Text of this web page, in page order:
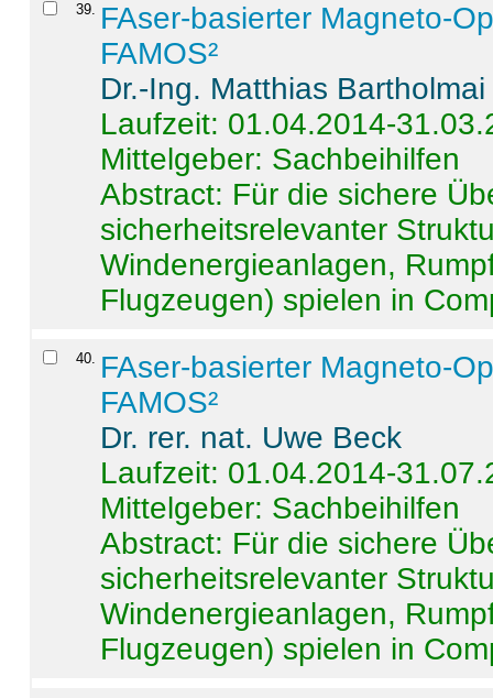
39. FAser-basierter Magneto-
FAMOS²
Dr.-Ing. Matthias Bartholmai
Laufzeit: 01.04.2014-
Mittelgeber: Sachbeihilfen
Abstract: Für die sichere
sicherheitsrelevanter
Windenergieanlagen,
Flugzeugen) spielen in
40. FAser-basierter Magneto-
FAMOS²
Dr. rer. nat. Uwe Beck
Laufzeit: 01.04.2014-
Mittelgeber: Sachbeihilfen
Abstract: Für die sichere
sicherheitsrelevanter
Windenergieanlagen,
Flugzeugen) spielen in